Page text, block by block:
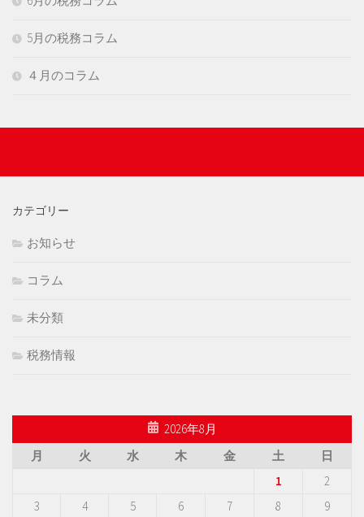
5月の税務コラム
４月のコラム
カテゴリー
お知らせ
コラム
未分類
税務情報
2026年8月
月
火 水 木 金 土
日
1
2
3
4 5 6 7 8 9